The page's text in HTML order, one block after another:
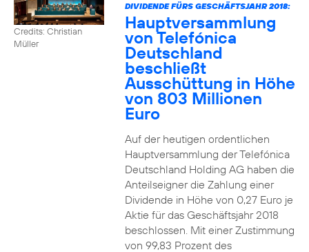
Credits: Christian
Müller
DIVIDENDE FÜRS GESCHÄFTSJAHR 2018:
Hauptversammlung
von Telefónica
Deutschland
beschließt
Ausschüttung in Höhe
von 803 Millionen
Euro
Auf der heutigen ordentlichen
Hauptversammlung der Telefónica
Deutschland Holding AG haben die
Anteilseigner die Zahlung einer
Dividende in Höhe von 0,27 Euro je
Aktie für das Geschäftsjahr 2018
beschlossen. Mit einer Zustimmung
von 99,83 Prozent des